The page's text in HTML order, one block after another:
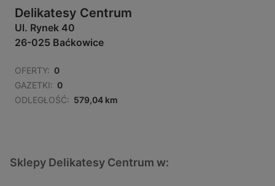
Delikatesy Centrum
Ul. Rynek 40
26-025 Baćkowice
OFERTY: 0
GAZETKI: 0
ODLEGŁOŚĆ: 579,04 km
Sklepy Delikatesy Centrum w: